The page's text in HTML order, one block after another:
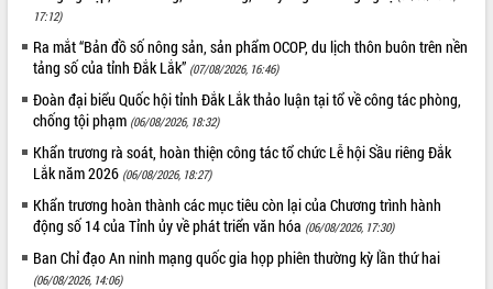
17:12)
Ra mắt “Bản đồ số nông sản, sản phẩm OCOP, du lịch thôn buôn trên nền
tảng số của tỉnh Đắk Lắk” (07/08/2026, 16:46)
Đoàn đại biểu Quốc hội tỉnh Đắk Lắk thảo luận tại tổ về công tác phòng,
chống tội phạm (06/08/2026, 18:32)
Khẩn trương rà soát, hoàn thiện công tác tổ chức Lễ hội Sầu riêng Đắk
Lắk năm 2026 (06/08/2026, 18:27)
Khẩn trương hoàn thành các mục tiêu còn lại của Chương trình hành
động số 14 của Tỉnh ủy về phát triển văn hóa (06/08/2026, 17:30)
Ban Chỉ đạo An ninh mạng quốc gia họp phiên thường kỳ lần thứ hai
(06/08/2026, 14:06)